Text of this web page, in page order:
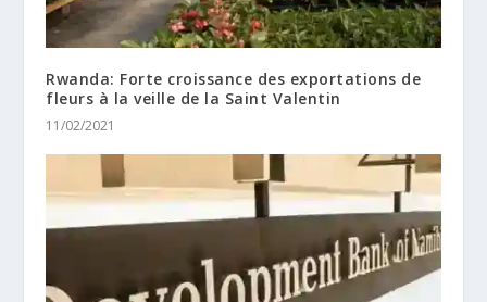
Rwanda: Forte croissance des exportations de
fleurs à la veille de la Saint Valentin
11/02/2021